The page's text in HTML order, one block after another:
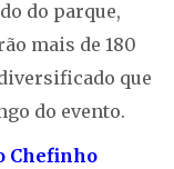
do parque,
mais de 180
que
do evento.
Chefinho